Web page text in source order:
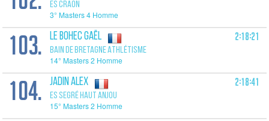
ES CRAON
3° Masters 4 Homme
103. LE BOHEC Gaël
BAIN DE BRETAGNE ATHLÉTISME
14° Masters 2 Homme
2:18:21
104. JADIN Alex
ES SEGRÉ HAUT ANJOU
15° Masters 2 Homme
2:18:41